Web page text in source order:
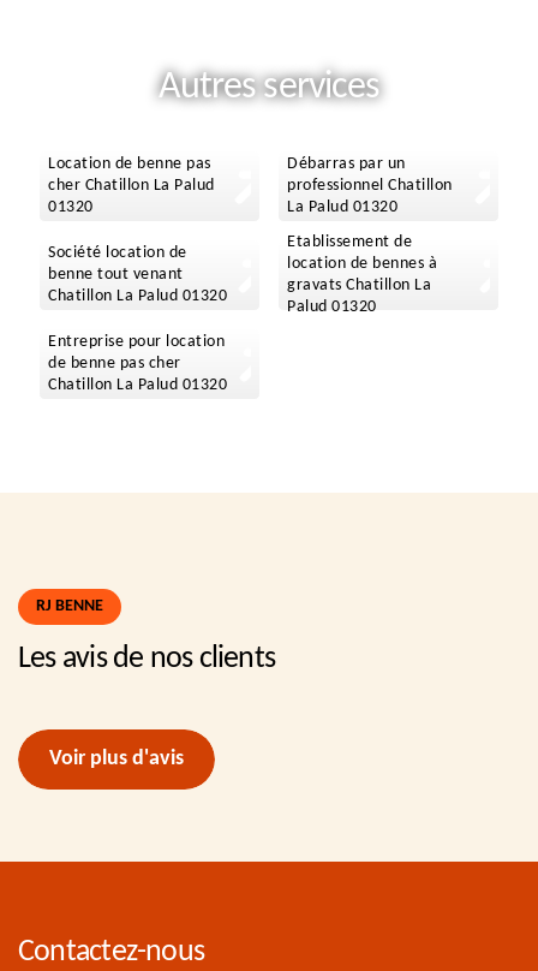
Autres services
Location de benne pas
cher Chatillon La Palud
01320
Débarras par un
professionnel Chatillon
La Palud 01320
Société location de
benne tout venant
Chatillon La Palud 01320
Etablissement de
location de bennes à
gravats Chatillon La
Palud 01320
Entreprise pour location
de benne pas cher
Chatillon La Palud 01320
RJ BENNE
Les avis de nos clients
Voir plus d'avis
Contactez-nous